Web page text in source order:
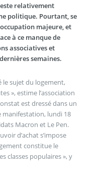
relativement
politique. Pourtant, se
majeure, et
à ce manque de
associatives et
semaines.
le sujet du logement,
», estime l’association
est dressé dans un
lundi 18
Macron et Le Pen.
d’achat s’impose
classes populaires », y